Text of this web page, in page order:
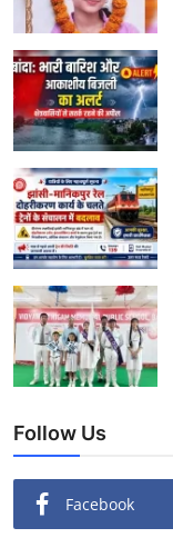
Follow Us
Facebook